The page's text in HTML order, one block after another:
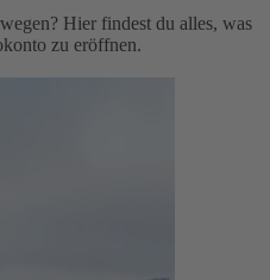
Hier findest du alles, was
zu eröffnen.